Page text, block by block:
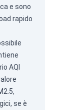
e sono
rapido
AQI
se è